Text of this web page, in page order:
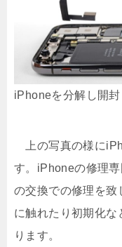
iPhoneを分解し開
上の写真の様に
す。iPhoneの修理
の交換での修理を致
に触れたり初期化な
ります。